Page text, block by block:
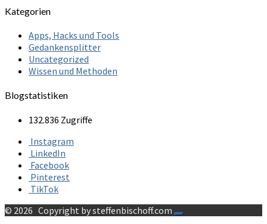
Kategorien
Apps, Hacks und Tools
Gedankensplitter
Uncategorized
Wissen und Methoden
Blogstatistiken
132.836 Zugriffe
Instagram
LinkedIn
Facebook
Pinterest
TikTok
© 2026 Copyright by steffenbischoff.com